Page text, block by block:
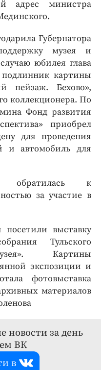
адрес министра
Губернатора
музея и
юбилея глава
картины
пейзаж. Бехово»,
коллекционера. По
Фонд развития
приобрел
для проведения
и автомобиль для
обратилась к
за участие в
выставку
Тульского
Картины
экспозиции и
фотовыставка
материалов
новости за день
ВК
в